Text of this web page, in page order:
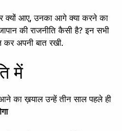
क्यों आए, उनका आगे क्या करने का
की राजनीति कैसी है? इन सभी
कर अपनी बात रखी.
में
आने का ख़याल उन्हें तीन साल पहले ही